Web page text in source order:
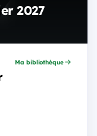
2027
Ma bibliothèque